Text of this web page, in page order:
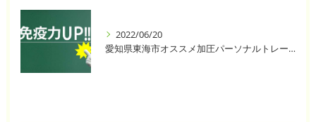
2022/06/20
愛知県東海市オススメ加圧パーソナルトレーニングジム One❣️